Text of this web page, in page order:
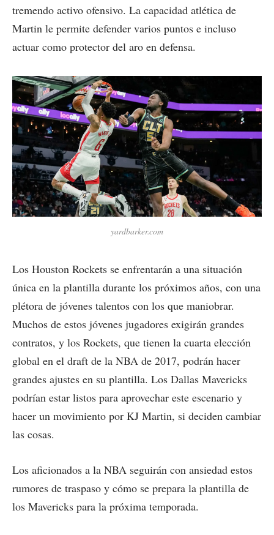
tremendo activo ofensivo. La capacidad atlética de
Martin le permite defender varios puntos e incluso
actuar como protector del aro en defensa.
yardbarker.com
Los Houston Rockets se enfrentarán a una situación
única en la plantilla durante los próximos años, con una
plétora de jóvenes talentos con los que maniobrar.
Muchos de estos jóvenes jugadores exigirán grandes
contratos, y los Rockets, que tienen la cuarta elección
global en el draft de la NBA de 2017, podrán hacer
grandes ajustes en su plantilla. Los Dallas Mavericks
podrían estar listos para aprovechar este escenario y
hacer un movimiento por KJ Martin, si deciden cambiar
las cosas.
Los aficionados a la NBA seguirán con ansiedad estos
rumores de traspaso y cómo se prepara la plantilla de
los Mavericks para la próxima temporada.